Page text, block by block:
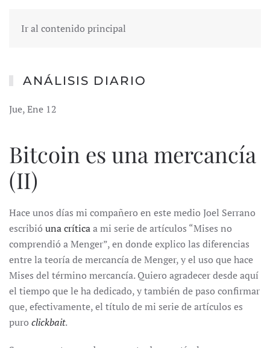
Ir al contenido principal
ANÁLISIS DIARIO
Jue, Ene 12
Bitcoin es una mercancía
(II)
Hace unos días mi compañero en este medio Joel Serrano
escribió una críticaa mi serie de artículos “Mises no
comprendió a Menger”, en donde explico las diferencias
entre la teoría de mercancía de Menger, y el uso que hace
Mises del término mercancía. Quiero agradecer desde aquí
el tiempo que le ha dedicado, y también de paso confirmar
que, efectivamente, el título de mi serie de artículos es
puro clickbait.